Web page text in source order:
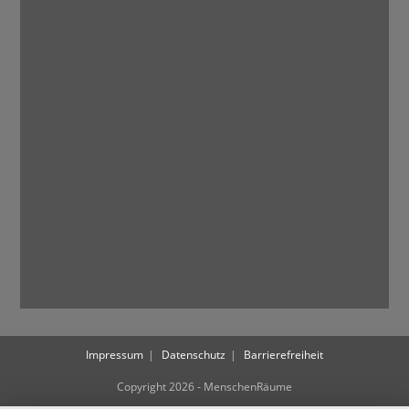
Impressum Datenschutz Barrierefreiheit
Copyright 2026 - MenschenRäume